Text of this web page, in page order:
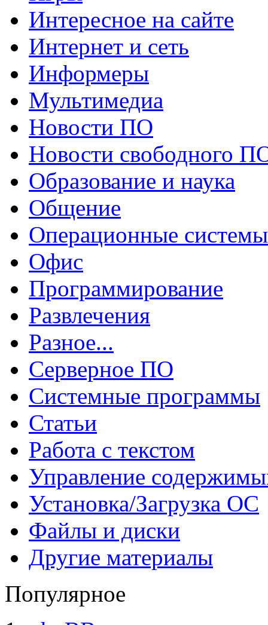
Интересное на сайте
Интернет и сеть
Информеры
Мультимедиа
Новости ПО
Новости свободного
Образование и наука
Общение
Операционные системы
Офис
Программирование
Развлечения
Разное...
Серверное ПО
Системные программы
Статьи
Работа с текстом
Управление
Установка/Загрузка ОС
Файлы и диски
Другие материалы
Популярное